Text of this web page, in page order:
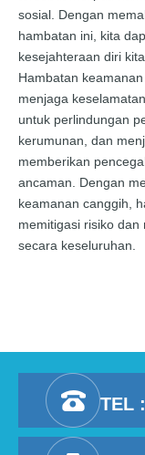
sosial. Dengan
hambatan ini, kita
kesejahteraan diri
Hambatan
menjaga
untuk perlindungan
kerumunan, dan
memberikan
ancaman. Dengan
keamanan canggih,
memitigasi risiko
secara keseluruhan.
TEL :